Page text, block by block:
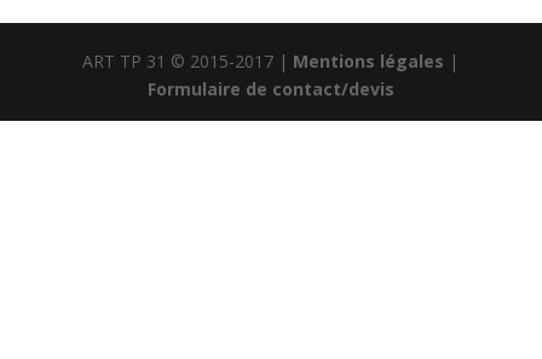
ART TP 31 © 2015-2017 | Mentions légales |
Formulaire de contact/devis